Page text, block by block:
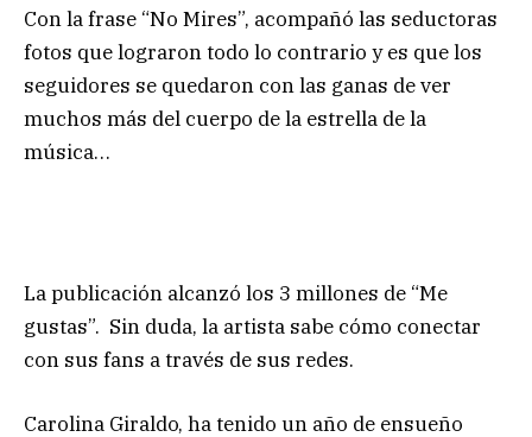
Con la frase “No Mires”, acompañó las seductoras
fotos que lograron todo lo contrario y es que los
seguidores se quedaron con las ganas de ver
muchos más del cuerpo de la estrella de la
música…
La publicación alcanzó los 3 millones de “Me
gustas”. Sin duda, la artista sabe cómo conectar
con sus fans a través de sus redes.
Carolina Giraldo, ha tenido un año de ensueño